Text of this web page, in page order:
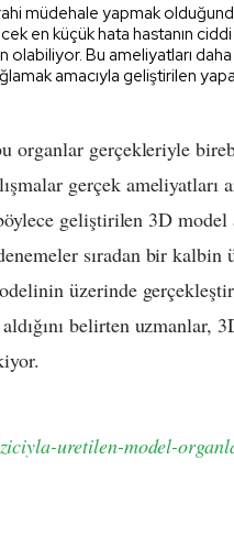
müdehale yapmak
en küçük hata hastanın
olabiliyor. Bu ameliyatları
amacıyla geliştirilen
organlar gerçekleriyle
gerçek
geliştirilen 3D model
sıradan bir
üzerinde
belirten uzmanlar,
uretilen-model-